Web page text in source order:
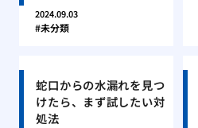
2024.09.03
未分類
蛇口からの水漏れを見つ
けたら、まず試したい対
処法